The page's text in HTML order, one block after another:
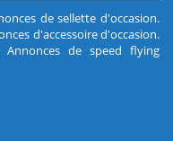
de sellette d'occasion.
d'accessoire d'occasion.
Annonces de speed flying